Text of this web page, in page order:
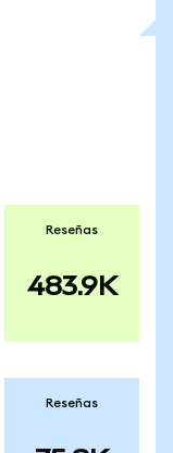
Reseñas
483.9K
Reseñas